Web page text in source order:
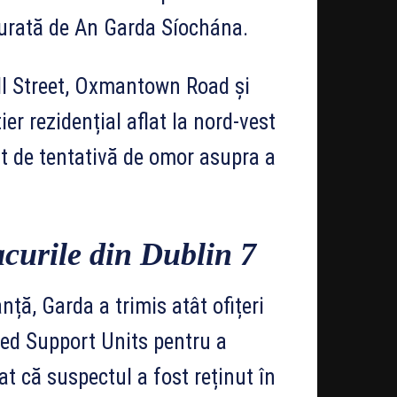
de An Garda Síochána.
Oxmantown Road și
rezidențial aflat la nord-vest
tentativă de omor asupra a
din Dublin 7
Garda a trimis atât ofițeri
Support Units pentru a
că suspectul a fost reținut în